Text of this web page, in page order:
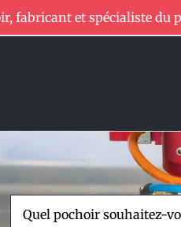
fabricant et spécialiste
Rechercher: